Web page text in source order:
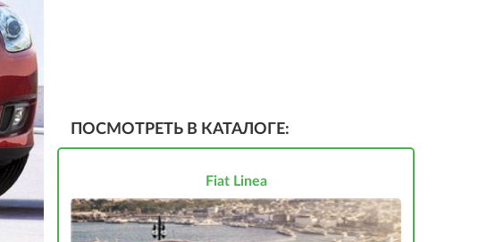
ПОСМОТРЕТЬ В КАТАЛОГЕ:
Fiat Linea